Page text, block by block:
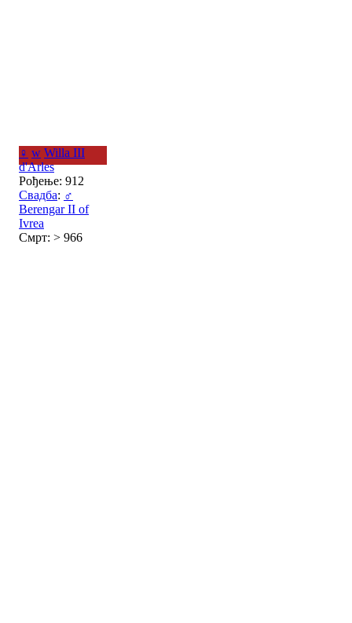
♀ w Willa III
d'Arles
Рођење: 912
Свадба: ♂
Berengar II of
Ivrea
Смрт: > 966